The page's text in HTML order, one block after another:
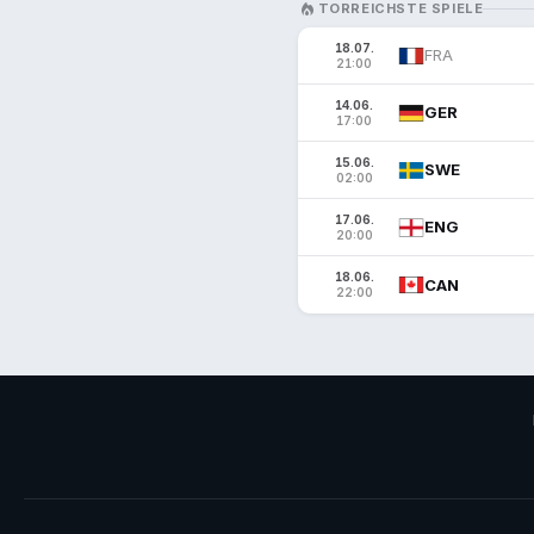
LOCAL_FIRE_DEPARTMENT TORREICHSTE SPIELE
18.07.
21:00
FRA
14.06.
17:00
GER
15.06.
02:00
SWE
17.06.
20:00
ENG
18.06.
22:00
CAN